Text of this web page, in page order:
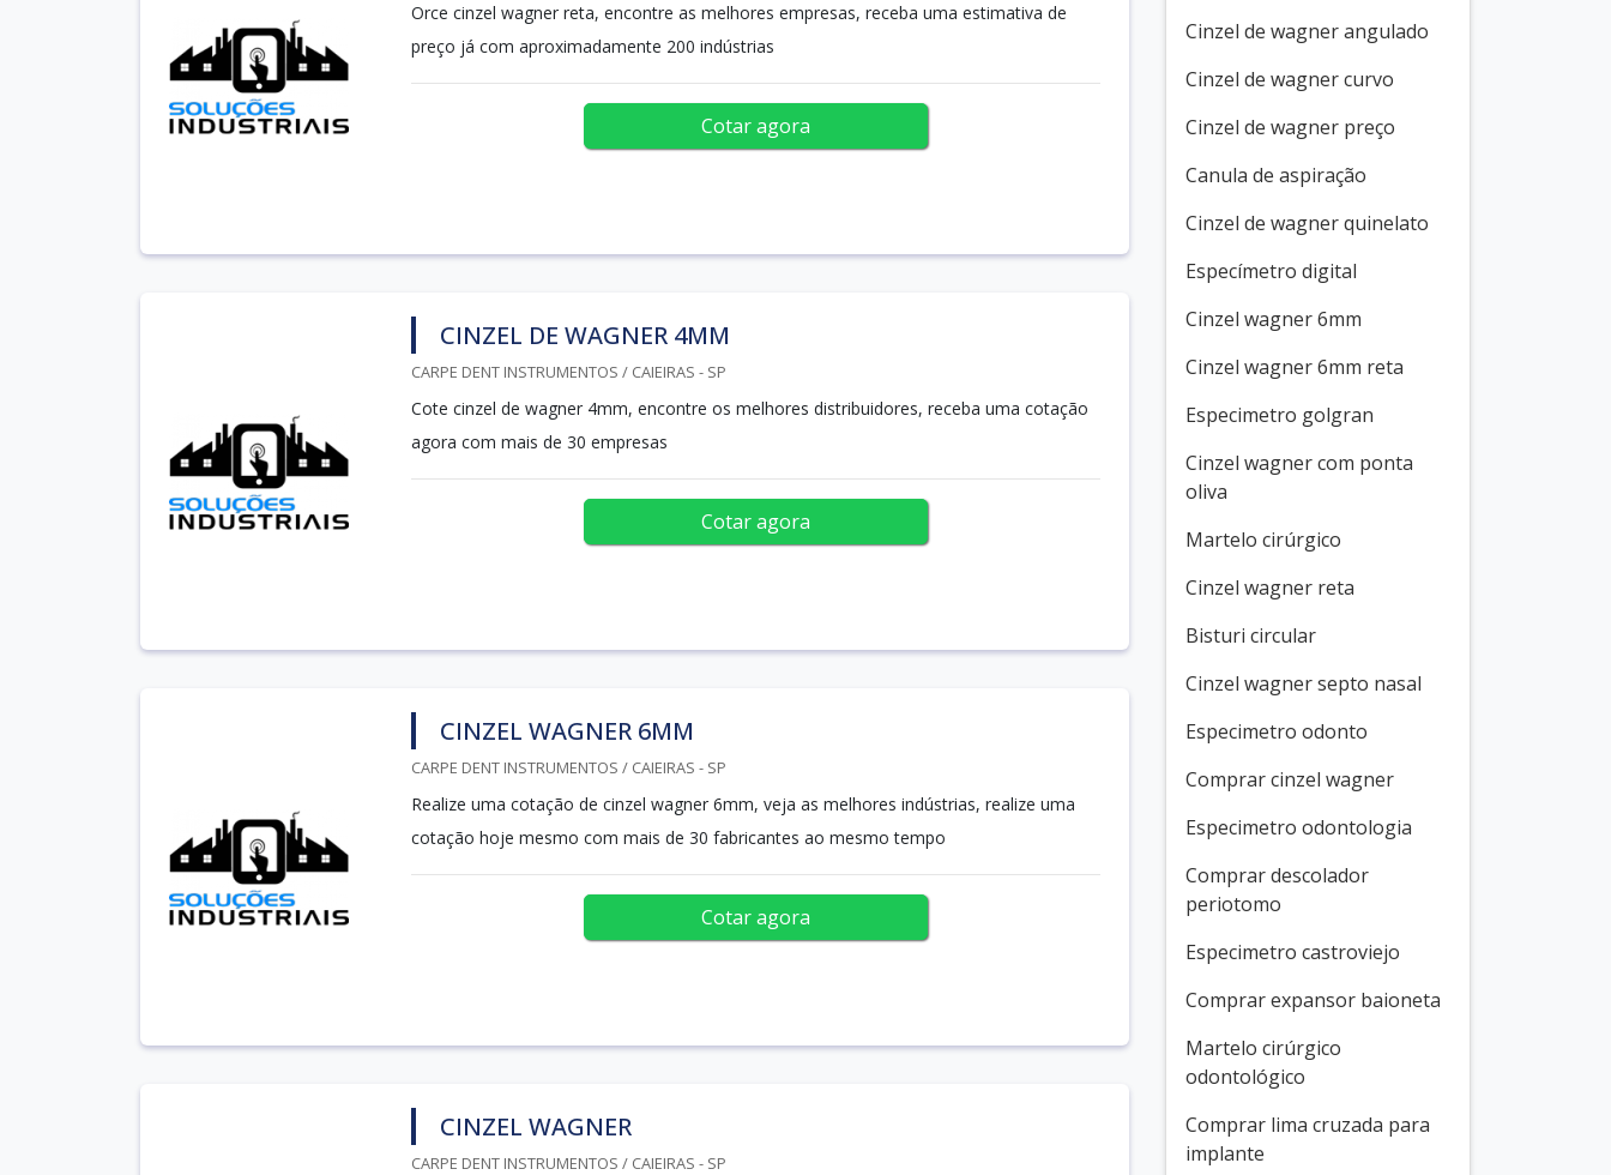
Orce cinzel wagner reta, encontre as melhores empresas, receba uma estimativa de
preço já com aproximadamente 200 indústrias
Cotar agora
CINZEL DE WAGNER 4MM
CARPE DENT INSTRUMENTOS / CAIEIRAS - SP
Cote cinzel de wagner 4mm, encontre os melhores distribuidores, receba uma cotação
agora com mais de 30 empresas
Cotar agora
CINZEL WAGNER 6MM
CARPE DENT INSTRUMENTOS / CAIEIRAS - SP
Realize uma cotação de cinzel wagner 6mm, veja as melhores indústrias, realize uma
cotação hoje mesmo com mais de 30 fabricantes ao mesmo tempo
Cotar agora
CINZEL WAGNER
CARPE DENT INSTRUMENTOS / CAIEIRAS - SP
Cinzel de wagner angulado
Cinzel de wagner curvo
Cinzel de wagner preço
Canula de aspiração
Cinzel de wagner quinelato
Especímetro digital
Cinzel wagner 6mm
Cinzel wagner 6mm reta
Especimetro golgran
Cinzel wagner com ponta
oliva
Martelo cirúrgico
Cinzel wagner reta
Bisturi circular
Cinzel wagner septo nasal
Especimetro odonto
Comprar cinzel wagner
Especimetro odontologia
Comprar descolador
periotomo
Especimetro castroviejo
Comprar expansor baioneta
Martelo cirúrgico
odontológico
Comprar lima cruzada para
implante